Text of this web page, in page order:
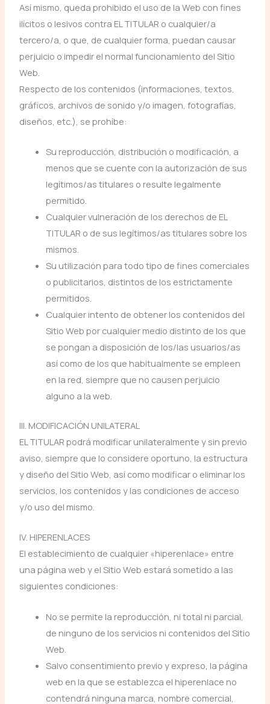
Así mismo, queda prohibido el uso de la Web con fines
ilícitos o lesivos contra EL TITULAR o cualquier/a
tercero/a, o que, de cualquier forma, puedan causar
perjuicio o impedir el normal funcionamiento del Sitio
Web.
Respecto de los contenidos (informaciones, textos,
gráficos, archivos de sonido y/o imagen, fotografías,
diseños, etc.), se prohíbe:
Su reproducción, distribución o modificación, a
menos que se cuente con la autorización de sus
legítimos/as titulares o resulte legalmente
permitido.
Cualquier vulneración de los derechos de EL
TITULAR o de sus legítimos/as titulares sobre los
mismos.
Su utilización para todo tipo de fines comerciales
o publicitarios, distintos de los estrictamente
permitidos.
Cualquier intento de obtener los contenidos del
Sitio Web por cualquier medio distinto de los que
se pongan a disposición de los/las usuarios/as
así como de los que habitualmente se empleen
en la red, siempre que no causen perjuicio
alguno a la web.
III. MODIFICACIÓN UNILATERAL
EL TITULAR podrá modificar unilateralmente y sin previo
aviso, siempre que lo considere oportuno, la estructura
y diseño del Sitio Web, así como modificar o eliminar los
servicios, los contenidos y las condiciones de acceso
y/o uso del mismo.
IV. HIPERENLACES
El establecimiento de cualquier «hiperenlace» entre
una página web y el Sitio Web estará sometido a las
siguientes condiciones:
No se permite la reproducción, ni total ni parcial,
de ninguno de los servicios ni contenidos del Sitio
Web.
Salvo consentimiento previo y expreso, la página
web en la que se establezca el hiperenlace no
contendrá ninguna marca, nombre comercial,